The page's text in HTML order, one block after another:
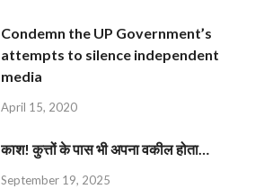
Condemn the UP Government’s
attempts to silence independent
media
April 15, 2020
काश! कुत्तों के पास भी अपना वकील होता…
September 19, 2025